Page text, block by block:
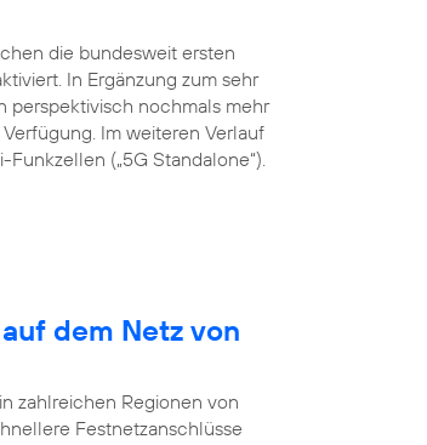
die bundesweit ersten
In Ergänzung zum sehr
perspektivisch nochmals mehr
Im weiteren Verlauf
(„5G Standalone“).
dem Netz von
zahlreichen Regionen von
Festnetzanschlüsse